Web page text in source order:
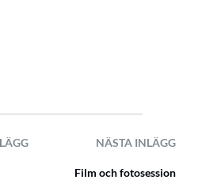
NÄSTA INLÄGG
Film och fotosession